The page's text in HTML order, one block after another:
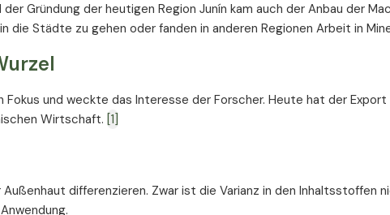
Gründung der heutigen Region Junín kam auch der Anbau der
die Städte zu gehen oder fanden in anderen Regionen Arbeit in
Fokus und weckte das Interesse der Forscher. Heute hat der
Wirtschaft. [1]
differenzieren. Zwar ist die Varianz in den Inhaltsstoffen